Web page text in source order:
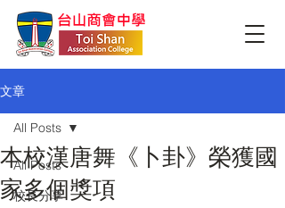
文章
All Posts
校長分享
All Posts
本校漢唐舞《卜卦》榮獲國
家多個獎項